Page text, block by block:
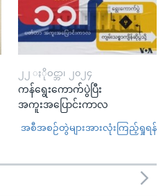
၂၂ ႏိုဝင္ဘာ၊ ၂၀၂၄
ကန်ရွေးကောက်ပွဲပြီး
အကူးအပြောင်းကာလ
အစီအစဉ်တွဲများအားလုံးကြည့်ရှုရန်